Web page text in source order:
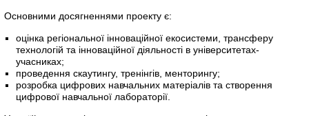
Основними досягненнями проекту є:
оцінка регіональної інноваційної екосистеми, трансферу
технологій та інноваційної діяльності в університетах-
учасниках;
проведення скаутингу, тренінгів, менторингу;
розробка цифрових навчальних матеріалів та створення
цифрової навчальної лабораторії.